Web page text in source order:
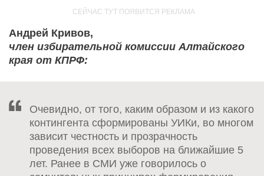
Андрей Кривов,
член избирательной комиссии Алтайского
края от КПРФ:
Очевидно, от того, каким образом и из какого
контингента сформированы УИКи, во многом
зависит честность и прозрачность
проведения всех выборов на ближайшие 5
лет. Ранее в СМИ уже говорилось о